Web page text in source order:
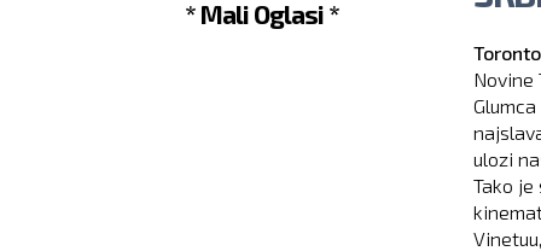
* Mali Oglasi *
Novine
ulozi
Tako je